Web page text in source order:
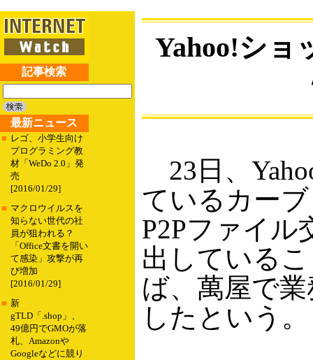
記事検索
最新ニュース
■ レゴ、小学生向け
プログラミング教
材「WeDo 2.0」発
売
[2016/01/29]
■ マクロウイルスを
知らない世代の社
員が狙われる？
「Office文書を開い
て感染」攻撃が再
び増加
[2016/01/29]
■ 新
gTLD「.shop」、
49億円でGMOが落
札、Amazonや
Googleなどに競り
Yahoo!ショ
23日、
ているカー
P2Pファイル
出している
ば、萬屋で
したという。